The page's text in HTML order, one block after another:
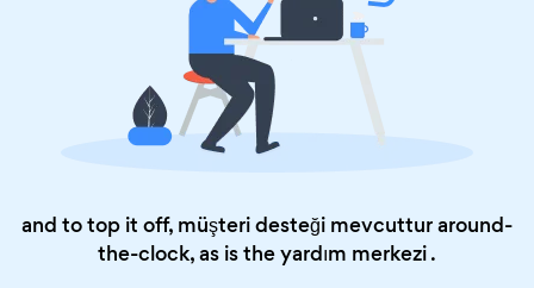
and to top it off, müşteri desteği mevcuttur around-
the-clock, as is theyardım merkezi.